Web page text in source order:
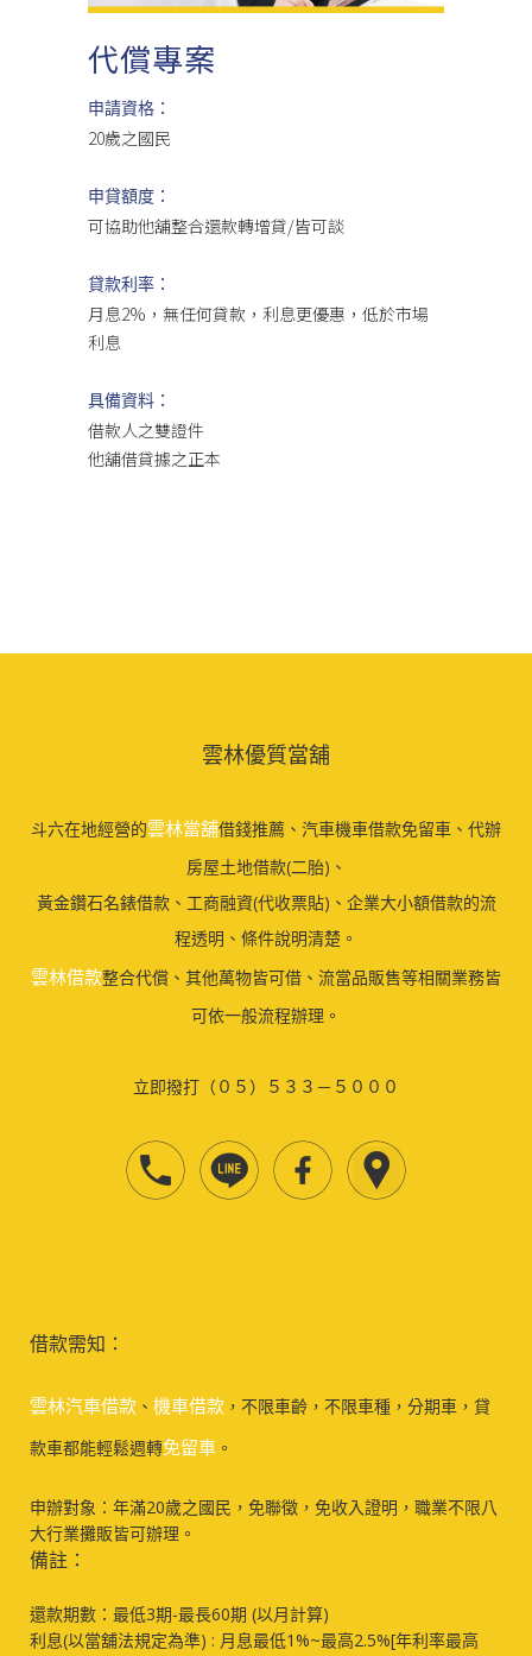
代償專案
申請資格：
20歲之國民
申貸額度：
可協助他舖整合還款轉增貸/皆可談
貸款利率：
月息2%，無任何貸款，利息更優惠，低於市場
利息
具備資料：
借款人之雙證件
他舖借貸據之正本
雲林優質當舖
斗六在地經營的雲林當舖借錢推薦、汽車機車借款免留車、代辦
房屋土地借款(二胎)、
黃金鑽石名錶借款、工商融資(代收票貼)、企業大小額借款的流
程透明、條件說明清楚。
雲林借款整合代償、其他萬物皆可借、流當品販售等相關業務皆
可依一般流程辦理。
立即撥打（０５）５３３－５０００
借款需知：
雲林汽車借款 、 機車借款 ，不限車齡，不限車種，分期車，貸
款車都能輕鬆週轉免留車 。
申辦對象：年滿20歲之國民，免聯徵，免收入證明，職業不限八
大行業攤販皆可辦理。
備註：
還款期數：最低3期-最長60期 (以月計算)
利息(以當舖法規定為準) : 月息最低1%~最高2.5%[年利率最高